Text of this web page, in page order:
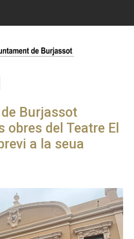
Burjassot
obres del Teatre El
a la seua